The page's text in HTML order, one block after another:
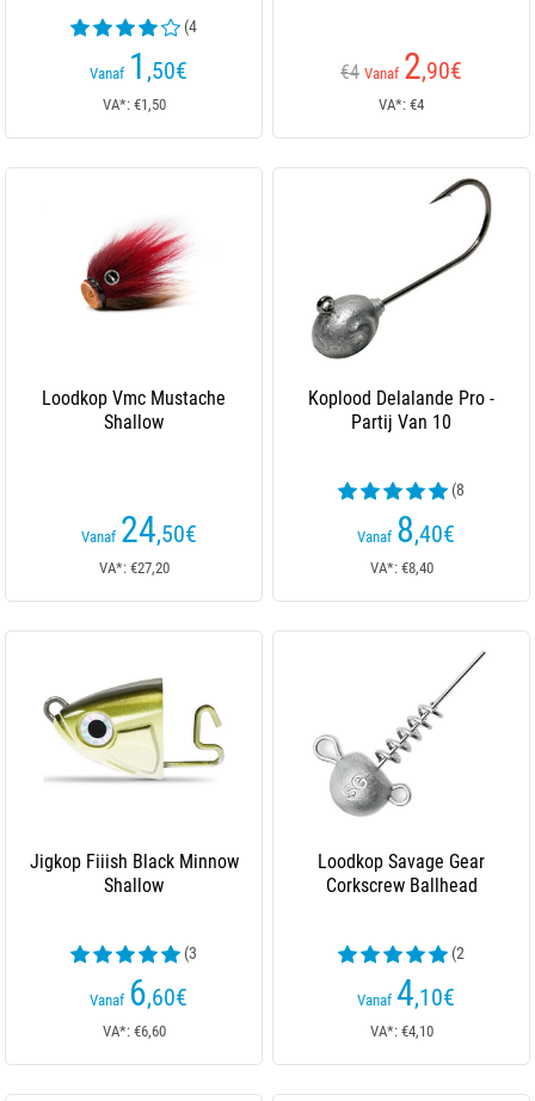
(4
beoordelingen)
Vanaf 1 ,50€
VA*: €1,50
€4 Vanaf 2,90€
VA*: €4
Loodkop Vmc Mustache
Shallow
Vanaf 24,50€
VA*: €27,20
Koplood Delalande Pro -
Partij Van 10
(8
beoordelingen)
Vanaf 8,40€
VA*: €8,40
Jigkop Fiiish Black Minnow
Shallow
(3
beoordelingen)
Vanaf 6,60€
VA*: €6,60
Loodkop Savage Gear
Corkscrew Ballhead
(2
beoordelingen)
Vanaf 4,10€
VA*: €4,10